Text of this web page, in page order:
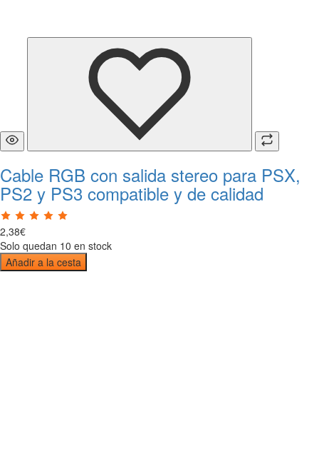
Cable RGB con salida stereo para PSX,
PS2 y PS3 compatible y de calidad
2,38€
Solo quedan 10 en stock
Añadir a la cesta